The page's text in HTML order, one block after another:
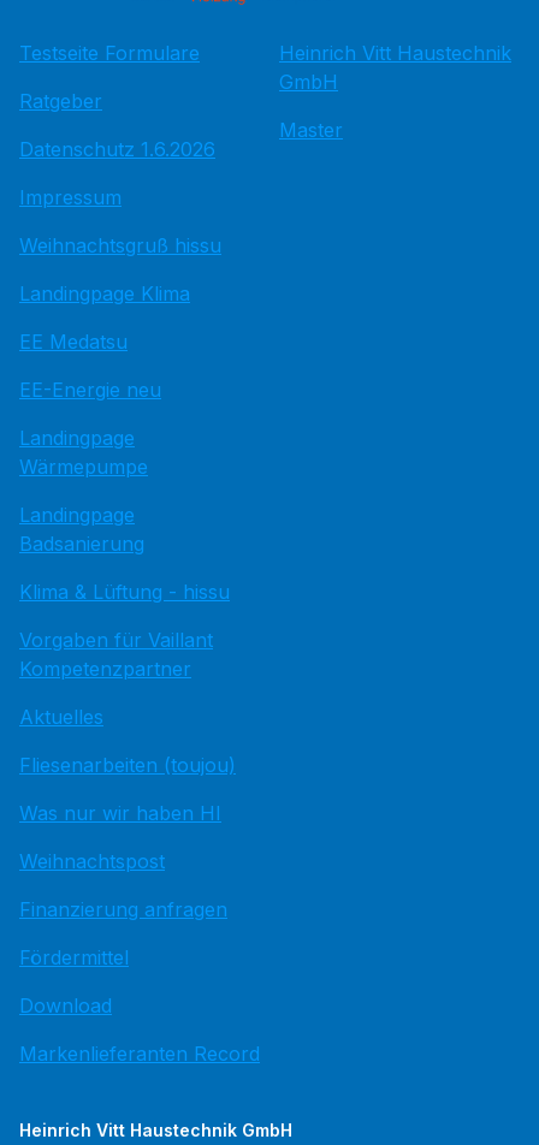
Testseite Formulare
Ratgeber
Datenschutz 1.6.2026
Impressum
Weihnachtsgruß hissu
Landingpage Klima
EE Medatsu
EE-Energie neu
Landingpage
Wärmepumpe
Landingpage
Badsanierung
Klima & Lüftung - hissu
Vorgaben für Vaillant
Kompetenzpartner
Aktuelles
Fliesenarbeiten (toujou)
Was nur wir haben HI
Weihnachtspost
Finanzierung anfragen
Fördermittel
Download
Markenlieferanten Record
Heinrich Vitt Haustechnik
GmbH
Master
Heinrich Vitt Haustechnik GmbH